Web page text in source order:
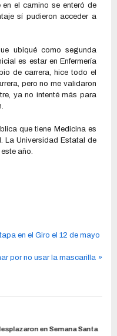
el camino se enteró de
sí pudieron acceder a
ubiqué como segunda
es estar en Enfermería
de carrera, hice todo el
pero no me validaron
ya no intenté más para
que tiene Medicina es
La Universidad Estatal de
año.
en el Giro el 12 de mayo
por no usar la mascarilla
en Semana Santa